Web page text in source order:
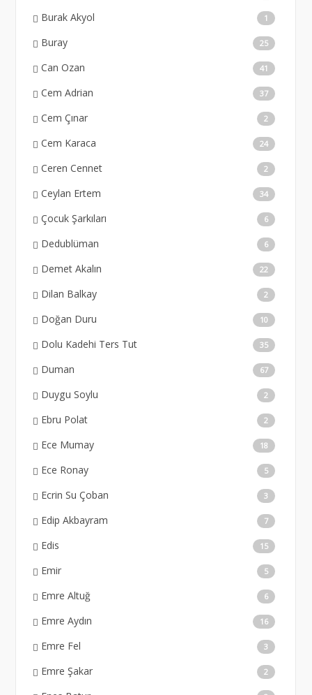
Burak Akyol 1
Buray 25
Can Ozan 41
Cem Adrian 37
Cem Çınar 2
Cem Karaca 24
Ceren Cennet 2
Ceylan Ertem 34
Çocuk Şarkıları 6
Dedublüman 6
Demet Akalın 22
Dilan Balkay 2
Doğan Duru 10
Dolu Kadehi Ters Tut 35
Duman 67
Duygu Soylu 2
Ebru Polat 2
Ece Mumay 18
Ece Ronay 5
Ecrin Su Çoban 3
Edip Akbayram 7
Edis 15
Emir 5
Emre Altuğ 6
Emre Aydın 16
Emre Fel 3
Emre Şakar 2